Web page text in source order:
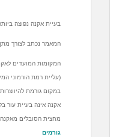
בעיית אקנה נפוצה
המאמר נכתב לצורך
המקומות המועדים
(עליית רמת הורמוני
במקום גורמת
אקנה אינה בעיית עור
מחצית הסובלים מאקנה
גורמים